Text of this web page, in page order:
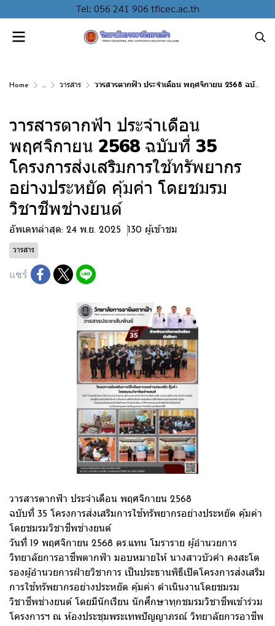
Tel: 056 241 906 tficec.ac.th
Home ... วารสาร วารสารตากฟ้า ประจำเดือน พฤศจิกายน 2568 ฉบับที่ 35 โครงการส่งเสริมการใช้ทรัพยากรอย่างประหยัด คุ้มค่า โดยชมรมวิชาชีพช่างยนต์
วารสารตากฟ้า ประจำเดือน
พฤศจิกายน 2568 ฉบับที่ 35
โครงการส่งเสริมการใช้ทรัพยากร
อย่างประหยัด คุ้มค่า โดยชมรม
วิชาชีพช่างยนต์
อัพเดทล่าสุด: 24 พ.ย. 2025 130 ผู้เข้าชม
วารสาร
แชร์
วารสารตากฟ้า ประจำเดือน พฤศจิกายน 2568
ฉบับที่ 35 โครงการส่งเสริมการใช้ทรัพยากรอย่างประหยัด คุ้มค่า
โดยชมรมวิชาชีพช่างยนต์
วันที่ 19 พฤศจิกายน 2568 ดร.แทน โมราราย ผู้อำนวยการ
วิทยาลัยการอาชีพตากฟ้า มอบหมายให้ นางสาวบัวคำ คงสะโต
รองผู้อำนวยการฝ่ายวิชาการ เป็นประธานพิธีเปิดโครงการส่งเสริม
การใช้ทรัพยากรอย่างประหยัด คุ้มค่า ดำเนินงานโดยชมรม
วิชาชีพช่างยนต์ โดยมีนักเรียน นักศึกษาทุกชมรมวิชาชีพเข้าร่วม
โครงการฯ ณ ห้องประชุมพระเทพปัญญาภรณ์ วิทยาลัยการอาชีพ